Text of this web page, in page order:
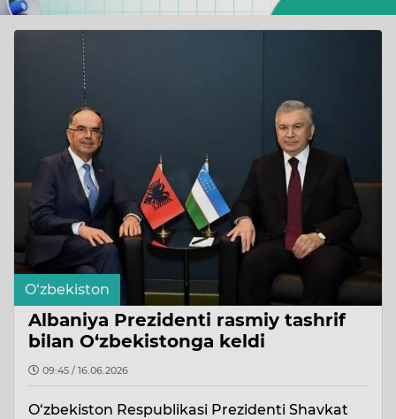
O‘zbekiston
Albaniya Prezidenti rasmiy tashrif
bilan O‘zbekistonga keldi
09:45 / 16.06.2026
O‘zbekiston Respublikasi Prezidenti Shavkat